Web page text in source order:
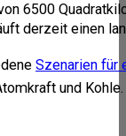
6500
derzeit einen
Szenarien für
und